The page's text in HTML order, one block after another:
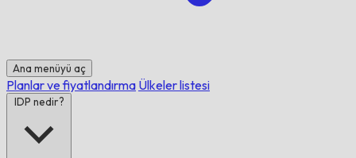
Ana menüyü aç
Planlar ve fiyatlandırma Ülkeler listesi
IDP nedir?